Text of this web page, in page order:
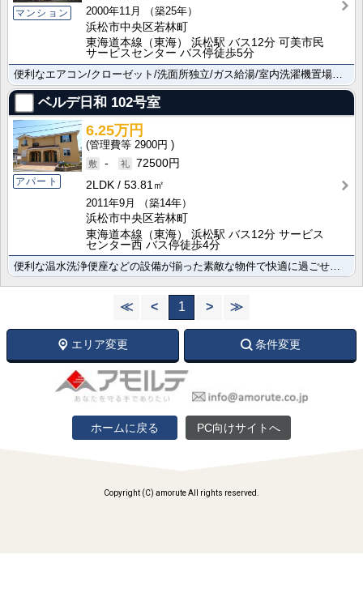
マンション
2000年11月
（築25年）
浜松市中央区若林町
東海道本線（東海） 浜松駅 バス12分 可美市民
サービスセンター バス停徒歩5分
ベルデ日和 102号室
アパート
6.25万円
2900円
-
72500円
2LDK
53.81㎡
2011年9月
（築14年）
浜松市中央区若林町
東海道本線（東海） 浜松駅 バス12分 サービス
センター西 バス停徒歩4分
≪ < 1 > ≫
エリア変更 条件変更
ホームに戻る PC向けサイトへ
Copyright (C) amorute All rights reserved.